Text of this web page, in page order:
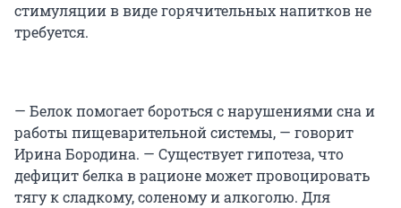
стимуляции в виде горячительных напитков не
требуется.
— Белок помогает бороться с нарушениями сна и
работы пищеварительной системы, — говорит
Ирина Бородина. — Существует гипотеза, что
дефицит белка в рационе может провоцировать
тягу к сладкому, соленому и алкоголю. Для